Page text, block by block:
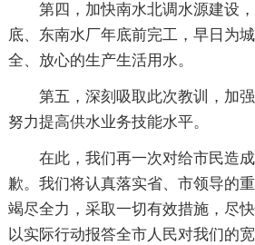
第四，加快南水北调水源建设
底、东南水厂年底前完工，早日为
全、放心的生产生活用水。
第五，深刻吸取此次教训，加
努力提高供水业务技能水平。
在此，我们再一次对给市民造
歉。我们将认真落实省、市领导的
竭尽全力，采取一切有效措施，尽
以实际行动报答全市人民对我们的宽